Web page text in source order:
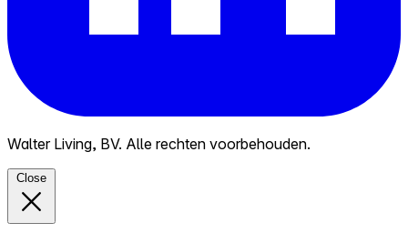
Walter Living, BV. Alle rechten voorbehouden.
Close